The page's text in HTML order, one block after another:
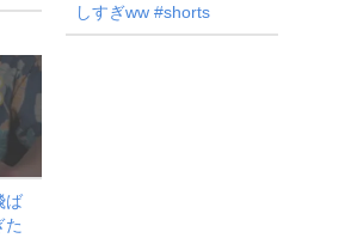
しすぎww #shorts
ば
た